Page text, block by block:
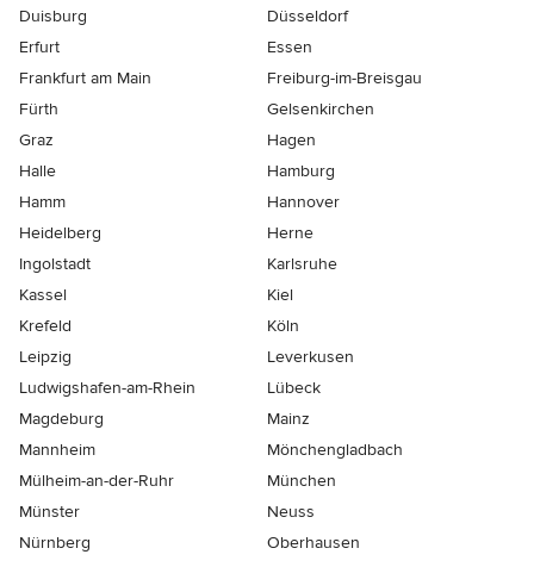
Duisburg
Düsseldorf
Erfurt
Essen
Frankfurt am Main
Freiburg-im-Breisgau
Fürth
Gelsenkirchen
Graz
Hagen
Halle
Hamburg
Hamm
Hannover
Heidelberg
Herne
Ingolstadt
Karlsruhe
Kassel
Kiel
Krefeld
Köln
Leipzig
Leverkusen
Ludwigshafen-am-Rhein
Lübeck
Magdeburg
Mainz
Mannheim
Mönchen­gladbach
Mülheim-an-der-Ruhr
München
Münster
Neuss
Nürnberg
Oberhausen